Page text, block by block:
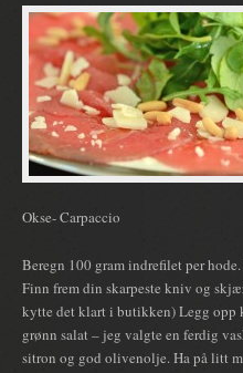
Okse- Carpaccio
Beregn 100 gram indrefilet per
Finn frem din skarpeste kniv og
kytte det klart i butikken) Legg opp
grønn salat – jeg valgte en ferdig
sitron og god olivenolje. Ha på litt